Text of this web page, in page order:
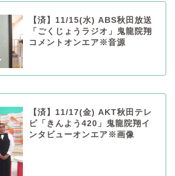
【済】11/15(水) ABS秋田放送
「ごくじょうラジオ」鬼龍院翔
コメントオンエア※音源
【済】11/17(金) AKT秋田テレ
ビ「きんよう420」鬼龍院翔イ
ンタビューオンエア※画像